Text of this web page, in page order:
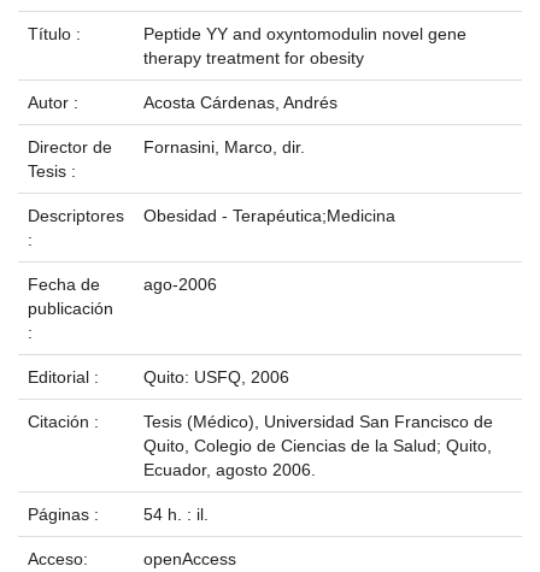
Título :
Peptide YY and oxyntomodulin novel gene
therapy treatment for obesity
Autor : Acosta Cárdenas, Andrés
Director de
Tesis :
Fornasini, Marco, dir.
Descriptores
:
Obesidad - Terapéutica;Medicina
Fecha de
publicación
:
ago-2006
Editorial : Quito: USFQ, 2006
Citación :
Tesis (Médico), Universidad San Francisco de
Quito, Colegio de Ciencias de la Salud; Quito,
Ecuador, agosto 2006.
Páginas : 54 h. : il.
Acceso:
openAccess